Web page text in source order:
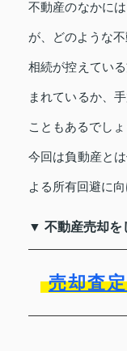
不動産のなかに
が、どのような
相続が控えてい
まれているか、
こともあるでしょ
今回は負動産と
よる所有回避に
▼ 不動産売却を
売却査